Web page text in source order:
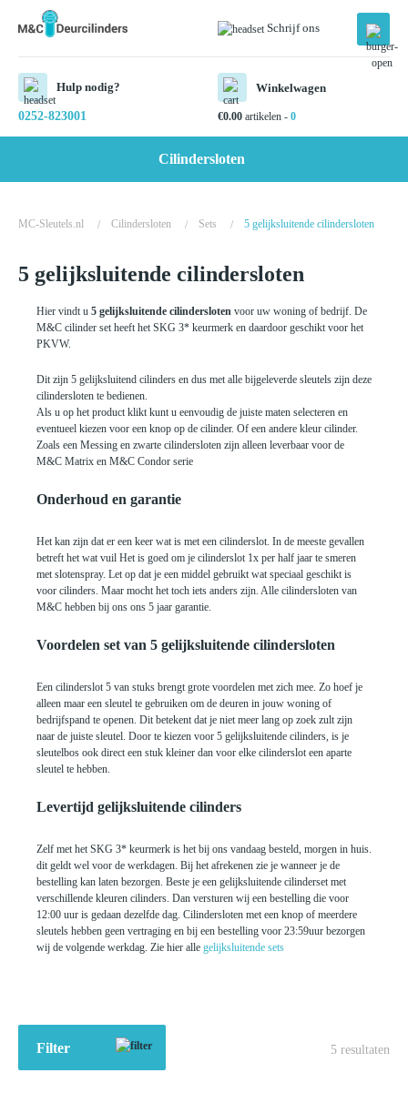
Schrijf ons
Hulp nodig?
0252-823001
Winkelwagen
€0.00 artikelen - 0
Cilindersloten
MC-Sleutels.nl / Cilindersloten / Sets / 5 gelijksluitende cilindersloten
5 gelijksluitende cilindersloten
Hier vindt u 5 gelijksluitende cilindersloten voor uw woning of bedrijf. De
M&C cilinder set heeft het SKG 3* keurmerk en daardoor geschikt voor het
PKVW.
Dit zijn 5 gelijksluitend cilinders en dus met alle bijgeleverde sleutels zijn deze
cilindersloten te bedienen.
Als u op het product klikt kunt u eenvoudig de juiste maten selecteren en
eventueel kiezen voor een knop op de cilinder. Of een andere kleur cilinder.
Zoals een Messing en zwarte cilindersloten zijn alleen leverbaar voor de
M&C Matrix en M&C Condor serie
Onderhoud en garantie
Het kan zijn dat er een keer wat is met een cilinderslot. In de meeste gevallen
betreft het wat vuil Het is goed om je cilinderslot 1x per half jaar te smeren
met slotenspray. Let op dat je een middel gebruikt wat speciaal geschikt is
voor cilinders. Maar mocht het toch iets anders zijn. Alle cilindersloten van
M&C hebben bij ons ons 5 jaar garantie.
Voordelen set van 5 gelijksluitende cilindersloten
Een cilinderslot 5 van stuks brengt grote voordelen met zich mee. Zo hoef je
alleen maar een sleutel te gebruiken om de deuren in jouw woning of
bedrijfspand te openen. Dit betekent dat je niet meer lang op zoek zult zijn
naar de juiste sleutel. Door te kiezen voor 5 gelijksluitende cilinders, is je
sleutelbos ook direct een stuk kleiner dan voor elke cilinderslot een aparte
sleutel te hebben.
Levertijd gelijksluitende cilinders
Zelf met het SKG 3* keurmerk is het bij ons vandaag besteld, morgen in huis.
dit geldt wel voor de werkdagen. Bij het afrekenen zie je wanneer je de
bestelling kan laten bezorgen. Beste je een gelijksluitende cilinderset met
verschillende kleuren cilinders. Dan versturen wij een bestelling die voor
12:00 uur is gedaan dezelfde dag. Cilindersloten met een knop of meerdere
sleutels hebben geen vertraging en bij een bestelling voor 23:59uur bezorgen
wij de volgende werkdag. Zie hier alle gelijksluitende sets
Filter 5 resultaten